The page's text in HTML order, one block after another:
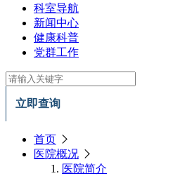
科室导航
新闻中心
健康科普
党群工作
立即查询
首页
医院概况
医院简介